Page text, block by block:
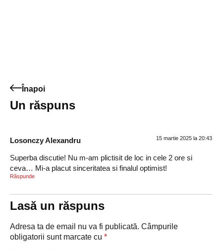
Înapoi
Un răspuns
Losonczy Alexandru 15 martie 2025 la 20:43
Superba discutie! Nu m-am plictisit de loc in cele 2 ore si
ceva… Mi-a placut sinceritatea si finalul optimist!
Răspunde
Lasă un răspuns
Adresa ta de email nu va fi publicată. Câmpurile
obligatorii sunt marcate cu *